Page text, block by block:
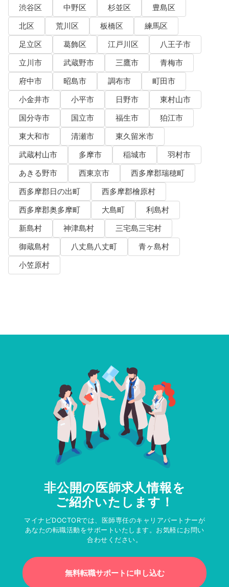
渋谷区
中野区 杉並区
豊島区
北区
荒川区 板橋区
練馬区
足立区
葛飾区 江戸川区
八王子市
立川市
武蔵野市 三鷹市
青梅市
府中市
昭島市 調布市
町田市
小金井市
小平市 日野市
東村山市
国分寺市
国立市 福生市
狛江市
東大和市
清瀬市
東久留米市
武蔵村山市
多摩市 稲城市
羽村市
あきる野市
西東京市
西多摩郡瑞穂町
西多摩郡日の出町
西多摩郡檜原村
西多摩郡奥多摩町
大島町
利島村
新島村
神津島村
三宅島三宅村
御蔵島村
八丈島八丈町
青ヶ島村
小笠原村
非公開の医師求人情報を
ご紹介いたします！
マイナビDOCTORでは、医師専任のキャリアパートナーが
あなたの転職活動をサポートいたします。お気軽にお問い
合わせください。
無料転職サポートに申し込む